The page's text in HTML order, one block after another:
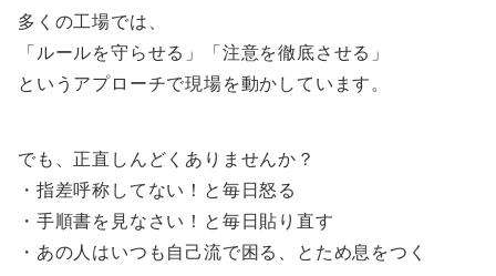
多くの工場では、
「ルールを守らせる」「注意を徹底させる」
というアプローチで現場を動かしています。
でも、正直しんどくありませんか？
・指差呼称してない！と毎日怒る
・手順書を見なさい！と毎日貼り直す
・あの人はいつも自己流で困る、とため息をつく